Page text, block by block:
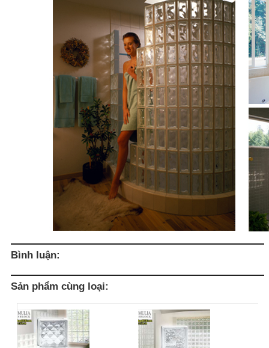
Bình luận:
Sản phẩm cùng loại: